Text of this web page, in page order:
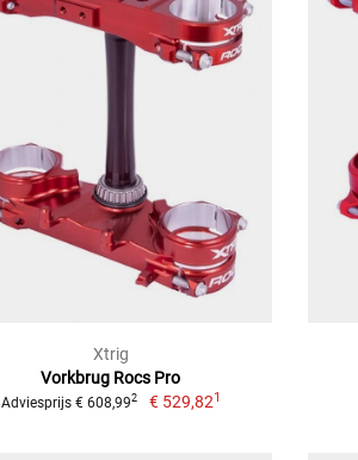
Xtrig
Vorkbrug Rocs Pro
Adviesprijs € 608,992 € 529,821